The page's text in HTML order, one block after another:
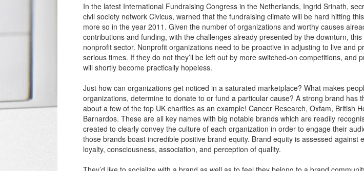
In the latest International Fundraising Congress in the Netherlands, Ingrid Srinath,
civil society network Civicus, warned that the fundraising climate will be hard hitting
more so in the year 2011. Given the number of organizations and worthy causes
contributions and funding, with the challenges already presented by the downturn,
nonprofit sector. Nonprofit organizations need to be proactive in adjusting to live and
serious times. If they do not they’ll be left out by more switched-on competitions, and
will shortly become practically hopeless.
Just how can organizations get noticed in a saturated marketplace? What makes
organizations, determine to donate to or fund a particular cause? A strong brand has
about a few of the top UK charities as an example! Cancer Research, Oxfam, British
Barnardos. These are all key names with big notable brands which are readily
created to clearly convey the culture of each organization in order to engage their
those brands boast incredible positive brand equity. Brand equity is assessed against
loyalty, consciousness, association, and perception of quality.